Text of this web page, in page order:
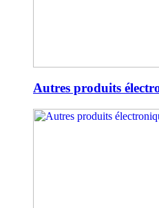
Autres produits